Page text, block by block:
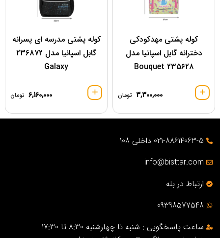
کوله پشتی مهدکودکی
دخترانه گابل اسپانیا مدل
Bouquet 235628
3,300,000 تومان
کوله پشتی مدرسه ای پسرانه
گابل اسپانیا مدل 236872
Galaxy
6,160,000 تومان
021-88614063-5 داخلی 108
info@bisttar.com
ارتباط در بله
09398577548
ساعت پاسخگویی : شنبه تا چهارشنبه 8:30 تا 17:30